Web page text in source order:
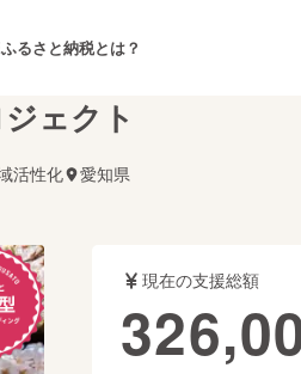
舞台・パフォーマンス
フード・飲食店
るさと納税とは？
ェクト
活性化 愛知県
現在の支援総額